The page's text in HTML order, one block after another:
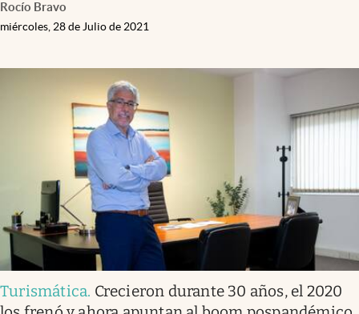
Rocío Bravo
miércoles, 28 de Julio de 2021
Turismática. Crecieron durante 30 años, el 2020